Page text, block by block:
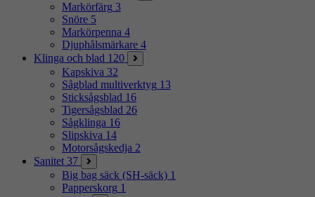
Markörfärg 3
Snöre 5
Markörpenna 4
Djuphålsmärkare 4
Klinga och blad 120
Kapskiva 32
Sågblad multiverktyg 13
Sticksågsblad 16
Tigersågsblad 26
Sågklinga 16
Slipskiva 14
Motorsågskedja 2
Sanitet 37
Big bag säck (SH-säck) 1
Papperskorg 1